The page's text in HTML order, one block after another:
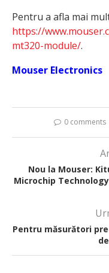
Pentru a afla mai
https://
mt320-module/.
Mouser Electronics
0 comments
Nou la Mouser:
Microchip
Pentru măsurători